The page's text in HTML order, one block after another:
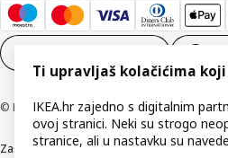
© Inter IKEA Systems B.V 1999-2026
Zaštita privatnostiKako koristimo kolačiće
Ti upravljaš kolačićima
IKEA.hr zajedno s digitalnim
ovoj stranici. Neki su strogo
stranice, ali u nastavku su